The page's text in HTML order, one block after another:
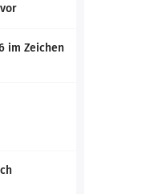
im Zeichen